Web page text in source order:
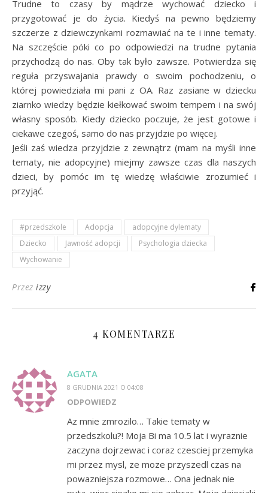
Trudne to czasy by mądrze wychować dziecko i
przygotować je do życia. Kiedyś na pewno będziemy
szczerze z dziewczynkami rozmawiać na te i inne tematy.
Na szczęście póki co po odpowiedzi na trudne pytania
przychodzą do nas. Oby tak było zawsze. Potwierdza się
reguła przyswajania prawdy o swoim pochodzeniu, o
której powiedziała mi pani z OA. Raz zasiane w dziecku
ziarnko wiedzy będzie kiełkować swoim tempem i na swój
własny sposób. Kiedy dziecko poczuje, że jest gotowe i
ciekawe czegoś, samo do nas przyjdzie po więcej.
Jeśli zaś wiedza przyjdzie z zewnątrz (mam na myśli inne
tematy, nie adopcyjne) miejmy zawsze czas dla naszych
dzieci, by pomóc im tę wiedzę właściwie zrozumieć i
przyjąć.
#przedszkole Adopcja
adopcyjne dylematy
Dziecko
Jawność adopcji
Psychologia dziecka
Wychowanie
Przez izzy
4 KOMENTARZE
AGATA
8 GRUDNIA 2021 O 04:08
ODPOWIEDZ
Az mnie zmrozilo… Takie tematy w
przedszkolu?! Moja Bi ma 10.5 lat i wyraznie
zaczyna dojrzewac i coraz czesciej przemyka
mi przez mysl, ze moze przyszedl czas na
powazniejsza rozmowe… Ona jednak nie